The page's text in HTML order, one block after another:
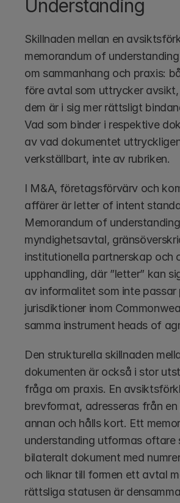
Understanding
Skillnaden mellan en
memorandum of
om sammanhang och praxis:
före avtal som uttrycker
dem är i sig mer rättsligt
Vad som binder i respektive
av vad dokumentet
verkställbart, inte av rubriken.
I M&A, företagsförvärv och
affärer är letter of intent
Memorandum of
myndighetsavtal,
institutionella partnerskap och
upphandling, där ”letter” kan
av informalitet som inte passar
jurisdiktioner inom
samma instrument heads of
Den strukturella skillnaden
dokumenten är också i stor
fråga om praxis. En
brevformat, adresseras från
annan och hålls kort. Ett
understanding utformas oftare
bilateralt dokument med
och liknar till formen ett avtal
rättsliga statusen är